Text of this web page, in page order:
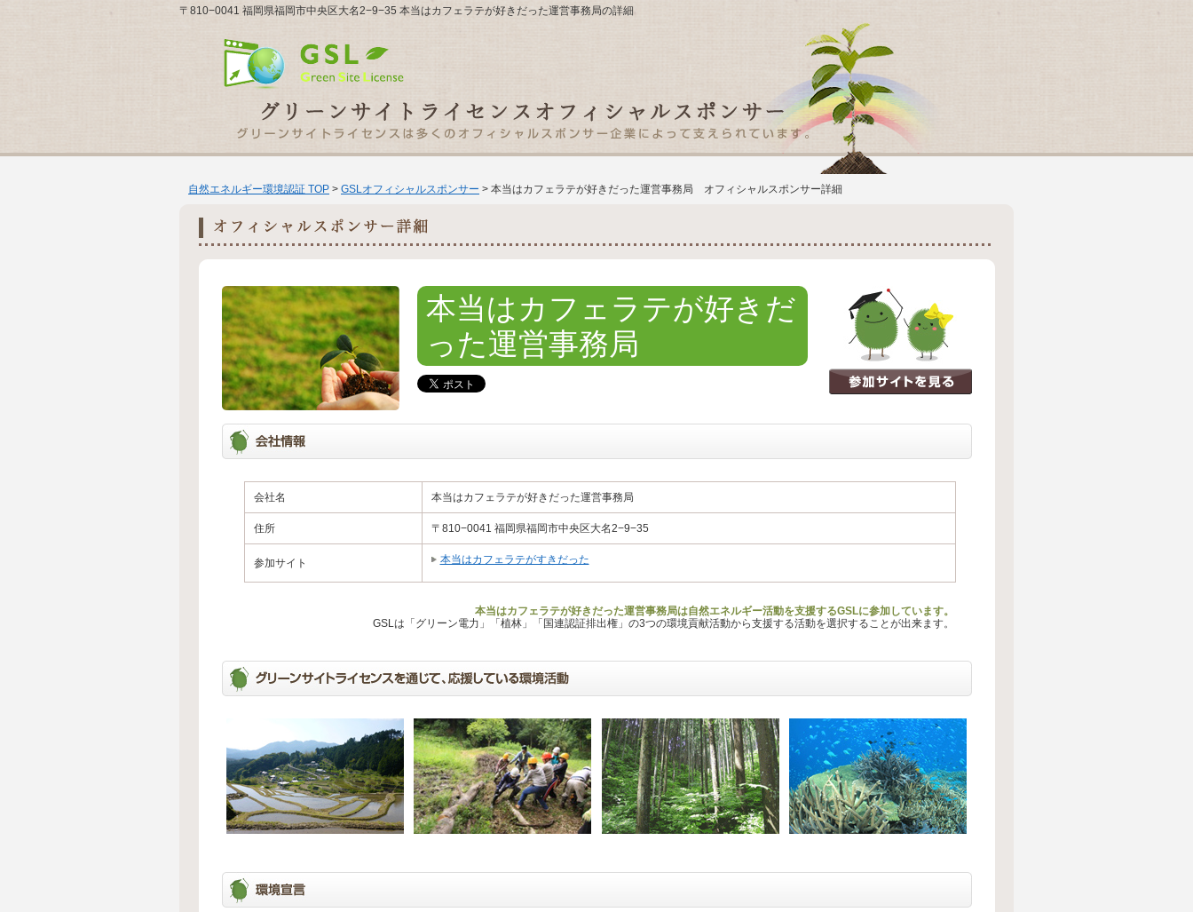
〒810−0041 福岡県福岡市中央区大名2−9−35 本当はカフェラテが好きだった運営事務局の詳細
自然エネルギー環境認証 TOP > GSLオフィシャルスポンサー > 本当はカフェラテが好きだった運営事務局 オフィシャルスポンサー詳細
本当はカフェラテが好きだ
った運営事務局
会社名 本当はカフェラテが好きだった運営事務局
住所 〒810−0041 福岡県福岡市中央区大名2−9−35
参加サイト 本当はカフェラテがすきだった
本当はカフェラテが好きだった運営事務局は自然エネルギー活動を支援するGSLに参加しています。
GSLは「グリーン電力」「植林」「国連認証排出権」の3つの環境貢献活動から支援する活動を選択することが出来ます。